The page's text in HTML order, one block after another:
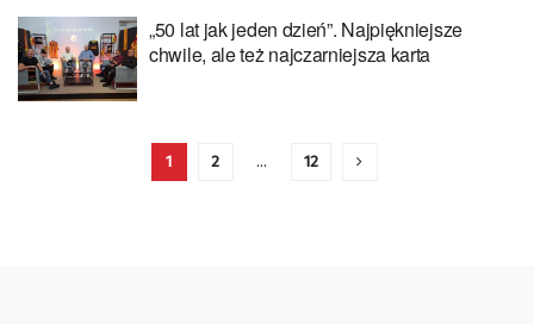
„50 lat jak jeden dzień”. Najpiękniejsze
chwile, ale też najczarniejsza karta
1 2 … 12